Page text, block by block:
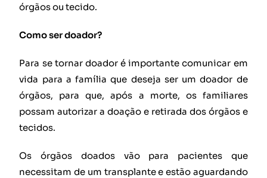
órgãos ou tecido.
Como ser doador?
Para se tornar doador é importante comunicar em
vida para a família que deseja ser um doador de
órgãos, para que, após a morte, os familiares
possam autorizar a doação e retirada dos órgãos e
tecidos.
Os órgãos doados vão para pacientes que
necessitam de um transplante e estão aguardando